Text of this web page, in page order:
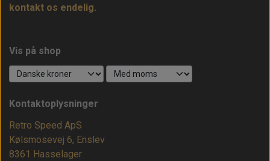
kontakt os endelig.
Vis på shop
Kontaktoplysninger
Retro Speed ApS
Kølsmosevej 6, Enslev
8361 Hasselager